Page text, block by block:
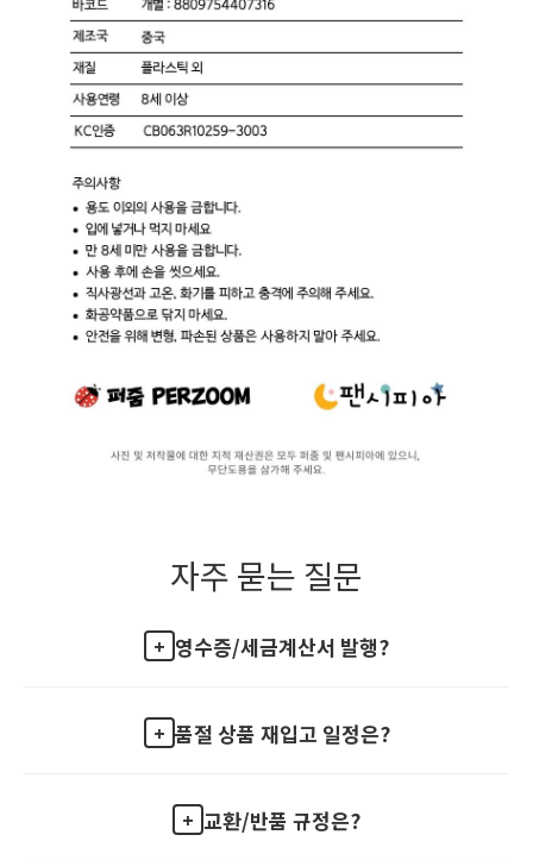
자주 묻는 질문
영수증/세금계산서 발행?
품절 상품 재입고 일정은?
교환/반품 규정은?